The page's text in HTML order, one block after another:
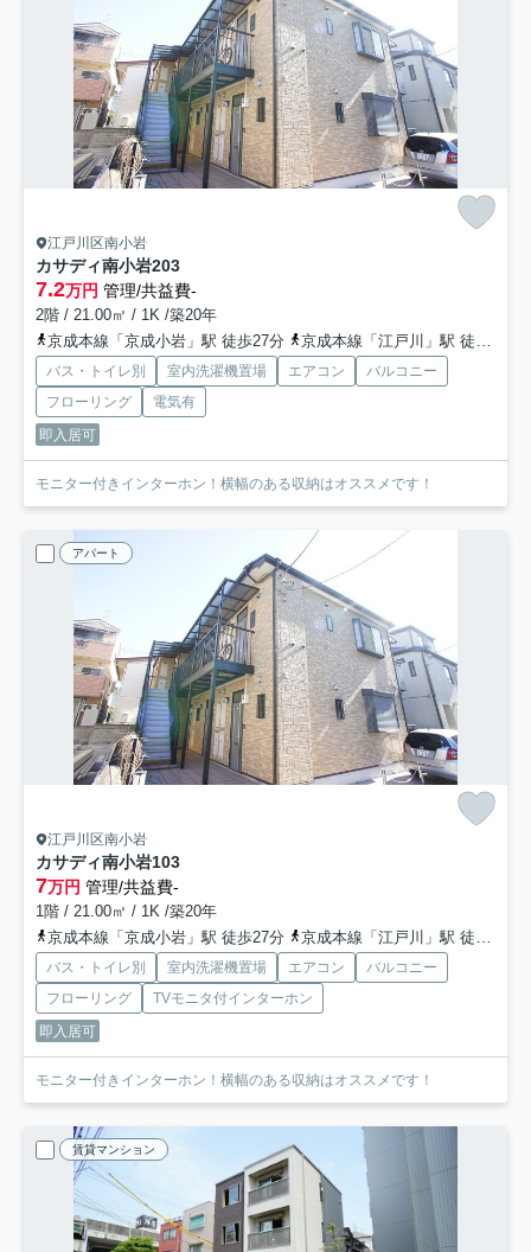
江戸川区南小岩
カサディ南小岩203
7.2万円 管理/共益費-
2階 / 21.00㎡ / 1K /築20年
京成本線「京成小岩」駅 徒歩27分
京成本線「江戸川」駅 徒歩27分
バス・トイレ別 室内洗濯機置場 エアコン
バルコニー
フローリング
電気有
即入居可
モニター付きインターホン！横幅のある収納はオススメです！
アパート
江戸川区南小岩
カサディ南小岩103
7万円 管理/共益費-
1階 / 21.00㎡ / 1K /築20年
京成本線「京成小岩」駅 徒歩27分
京成本線「江戸川」駅 徒歩27分
バス・トイレ別 室内洗濯機置場 エアコン
バルコニー
フローリング
TVモニタ付インターホン
即入居可
モニター付きインターホン！横幅のある収納はオススメです！
賃貸マンション